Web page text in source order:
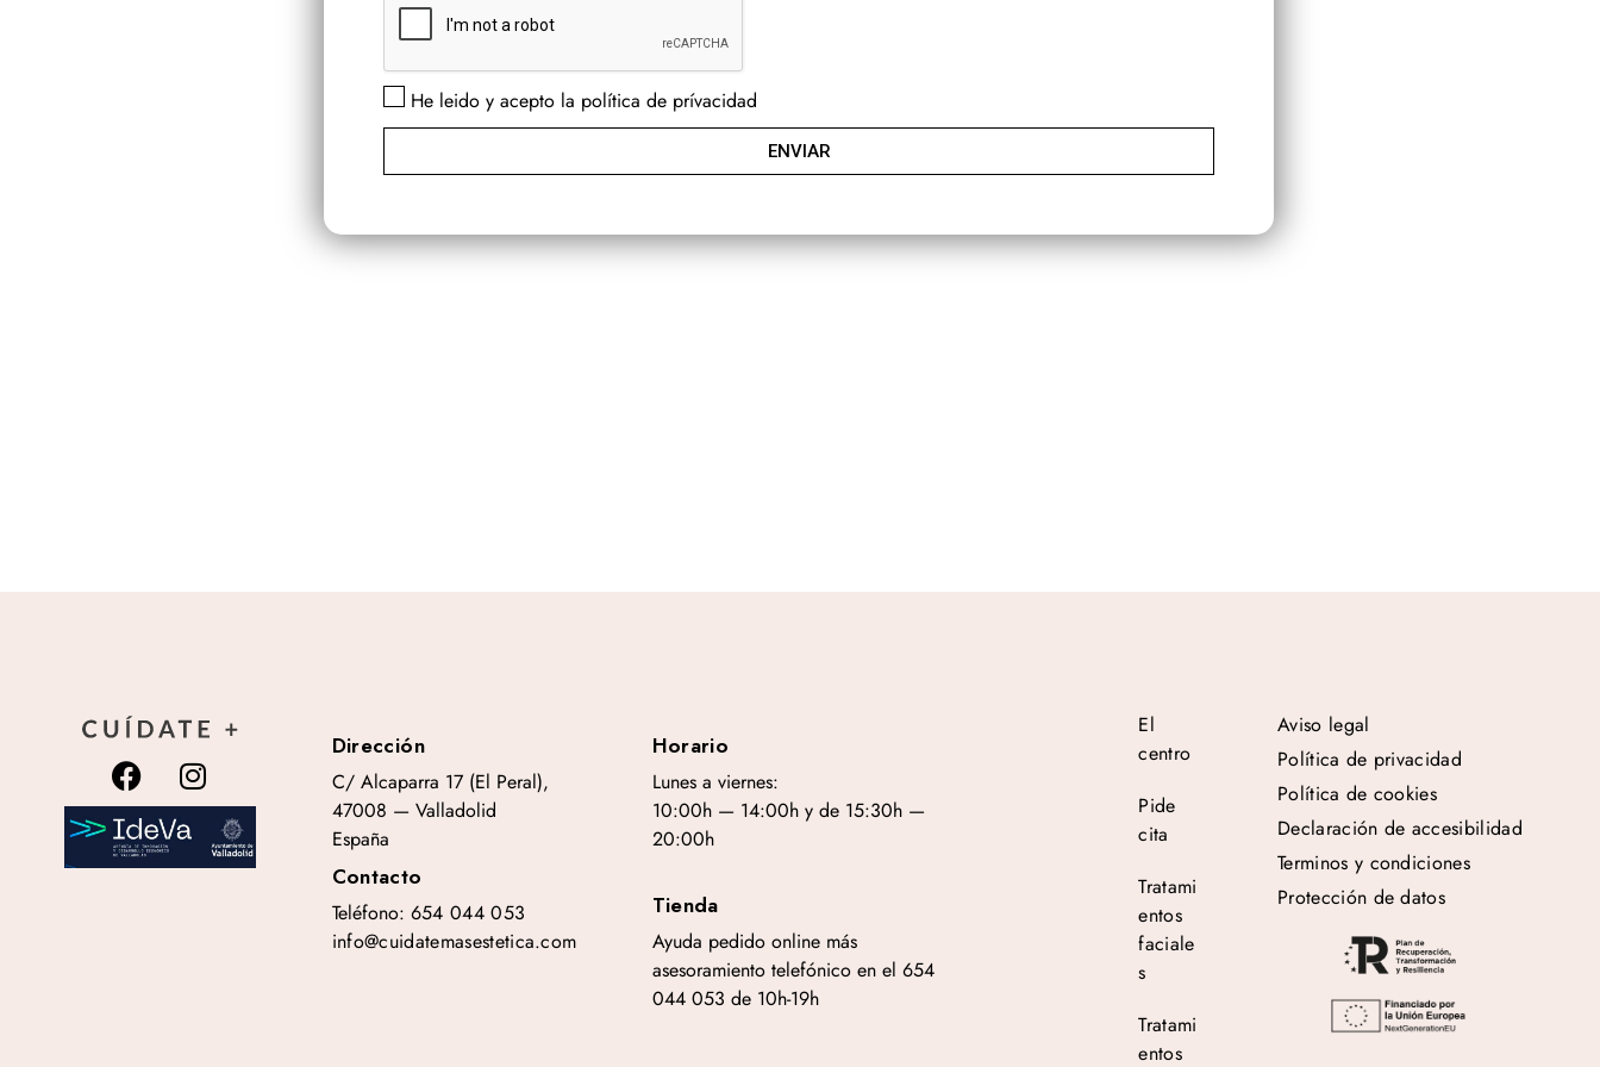
He leido y acepto la política de prívacidad
ENVIAR
Dirección
C/ Alcaparra 17 (El Peral),
47008 — Valladolid
España
Contacto
Teléfono: 654 044 053
info@cuidatemasestetica.com
Horario
Lunes a viernes:
10:00h — 14:00h y de 15:30h —
20:00h
Tienda
Ayuda pedido online más
asesoramiento telefónico en el 654
044 053 de 10h-19h
El
centro
Pide
cita
Tratami
entos
faciale
s
Tratami
entos
Aviso legal
Política de privacidad
Política de cookies
Declaración de accesibilidad
Terminos y condiciones
Protección de datos